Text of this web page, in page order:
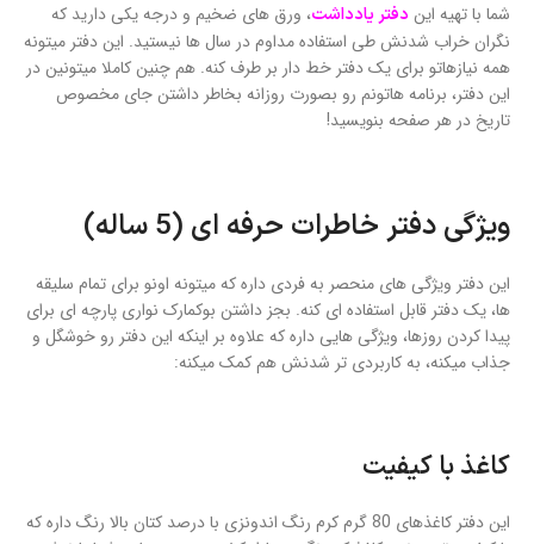
شما با تهیه این دفتر یادداشت، ورق های ضخیم و درجه یکی دارید که
نگران خراب شدنش طی استفاده مداوم در سال ها نیستید. این دفتر میتونه
همه نیازهاتو برای یک دفتر خط دار بر طرف کنه. هم چنین کاملا میتونین در
این دفتر، برنامه هاتونم رو بصورت روزانه بخاطر داشتن جای مخصوص
تاریخ در هر صفحه بنویسید!
ویژگی دفتر خاطرات حرفه ای (5 ساله)
این دفتر ویژگی های منحصر به فردی داره که میتونه اونو برای تمام سلیقه
ها، یک دفتر قابل استفاده ای کنه. بجز داشتن بوکمارک نواری پارچه ای برای
پیدا کردن روزها، ویژگی هایی داره که علاوه بر اینکه این دفتر رو خوشگل و
جذاب میکنه، به کاربردی تر شدنش هم کمک میکنه:
کاغذ با کیفیت
این دفتر کاغذهای 80 گرم کرم رنگ اندونزی با درصد کتان بالا رنگ داره که